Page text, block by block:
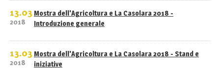
13.03
2018
Mostra dell'Agricoltura e La Casolara 2018 -
Introduzione generale
13.03
2018
Mostra dell'Agricoltura e La Casolara 2018 - Stand e
iniziative